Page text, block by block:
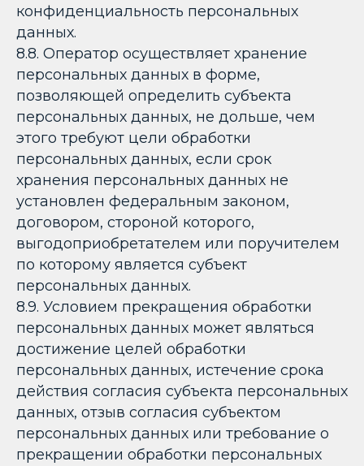
конфиденциальность персональных
данных.
8.8. Оператор осуществляет хранение
персональных данных в форме,
позволяющей определить субъекта
персональных данных, не дольше, чем
этого требуют цели обработки
персональных данных, если срок
хранения персональных данных не
установлен федеральным законом,
договором, стороной которого,
выгодоприобретателем или поручителем
по которому является субъект
персональных данных.
8.9. Условием прекращения обработки
персональных данных может являться
достижение целей обработки
персональных данных, истечение срока
действия согласия субъекта персональных
данных, отзыв согласия субъектом
персональных данных или требование о
прекращении обработки персональных